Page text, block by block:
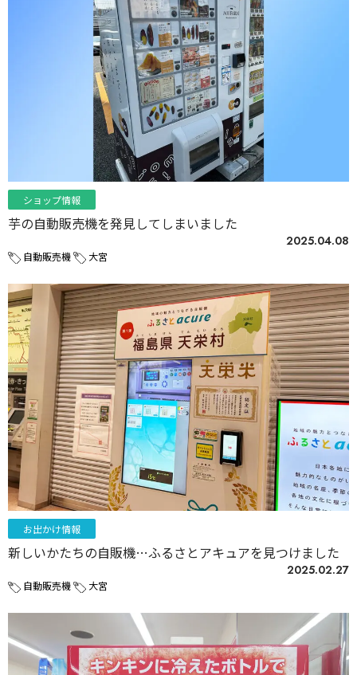
ショップ情報
芋の自動販売機を発見してしまいました
2025.04.08
自動販売機 大宮
お出かけ情報
新しいかたちの自販機…ふるさとアキュアを見つけました
2025.02.27
自動販売機 大宮